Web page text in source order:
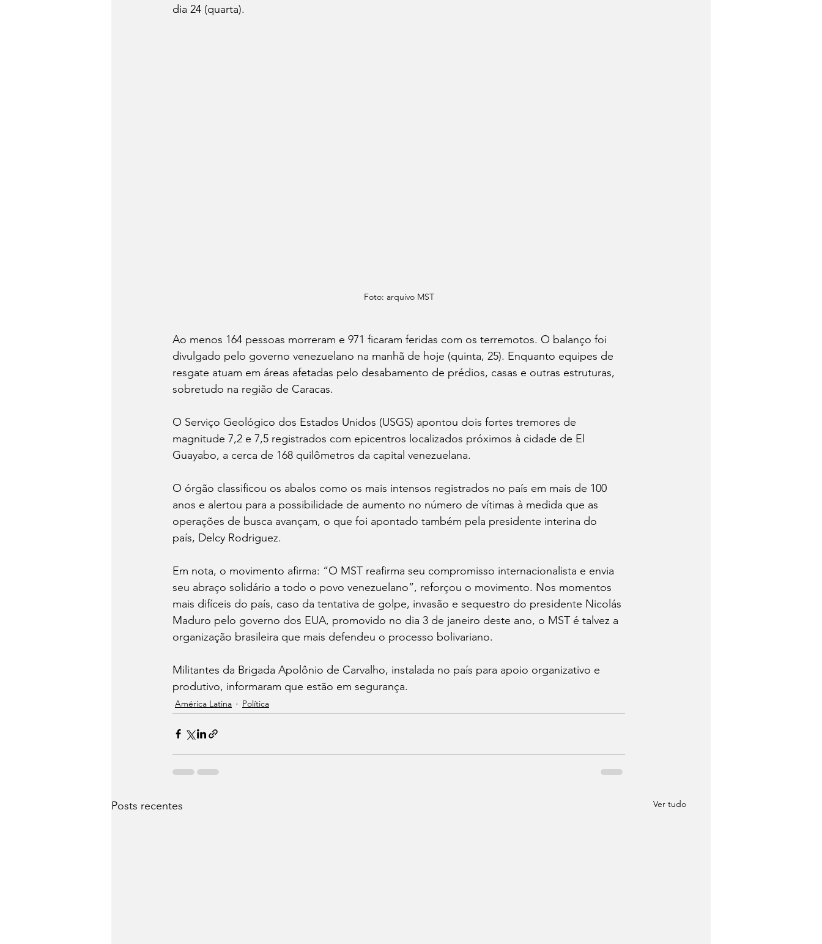
dia 24 (quarta).
Foto: arquivo MST
Ao menos 164 pessoas morreram e 971 ficaram feridas com os terremotos. O balanço foi
divulgado pelo governo venezuelano na manhã de hoje (quinta, 25). Enquanto equipes de
resgate atuam em áreas afetadas pelo desabamento de prédios, casas e outras estruturas,
sobretudo na região de Caracas.
O Serviço Geológico dos Estados Unidos (USGS) apontou dois fortes tremores de
magnitude 7,2 e 7,5 registrados com epicentros localizados próximos à cidade de El
Guayabo, a cerca de 168 quilômetros da capital venezuelana.
O órgão classificou os abalos como os mais intensos registrados no país em mais de 100
anos e alertou para a possibilidade de aumento no número de vítimas à medida que as
operações de busca avançam, o que foi apontado também pela presidente interina do
país, Delcy Rodriguez.
Em nota, o movimento afirma: “O MST reafirma seu compromisso internacionalista e envia
seu abraço solidário a todo o povo venezuelano”, reforçou o movimento. Nos momentos
mais difíceis do país, caso da tentativa de golpe, invasão e sequestro do presidente Nicolás
Maduro pelo governo dos EUA, promovido no dia 3 de janeiro deste ano, o MST é talvez a
organização brasileira que mais defendeu o processo bolivariano.
Militantes da Brigada Apolônio de Carvalho, instalada no país para apoio organizativo e
produtivo, informaram que estão em segurança.
América Latina Política
Posts recentes Ver tudo